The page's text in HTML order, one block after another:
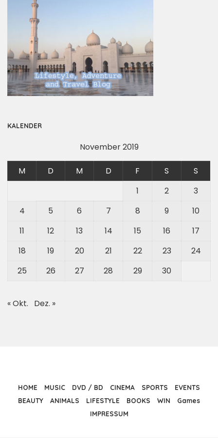
KALENDER
November 2019
M D M D F S
S
1
2
3
4
5 6 7 8 9
10
11
12 13 14 15 16
17
18
19 20 21 22 23
24
25
26 27 28 29 30
« Okt. Dez. »
HOME MUSIC DVD / BD CINEMA SPORTS
EVENTS
BEAUTY
ANIMALS LIFESTYLE BOOKS WIN
Games
IMPRESSUM